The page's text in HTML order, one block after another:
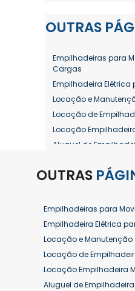
OUTRAS
Empilhadeiras para
Cargas
Empilhadeira
Locação e
Locação de
Locação
Aluguel de
Aluguel de
Aluguel de
Aluguel de
Aluguel de
Aluguel de
Aluguel de
Conserto de
OUTRAS
Empilhadeiras para
Empilhadeira Elétrica
Locação e Manutenção
Locação de
Locação Empilhadeira
Aluguel de Empilhadeira